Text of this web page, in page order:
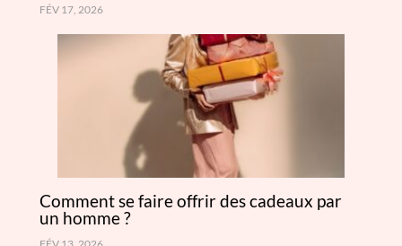
FÉV 17, 2026
Comment se faire offrir des cadeaux par
un homme ?